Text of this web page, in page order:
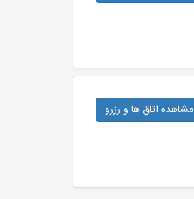
مشاهده اتاق ها و رزرو